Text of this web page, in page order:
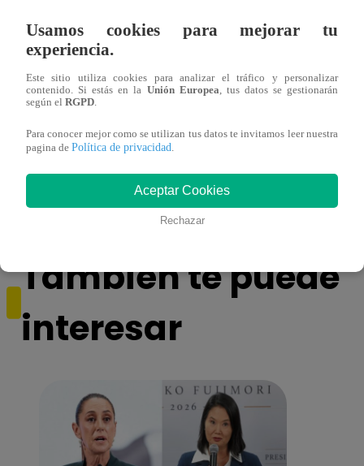
Ricardo Morán dio el pase a los conciertos
a los últimos cuatro clasificados
También te puede
interesar
Usamos cookies para mejorar tu
experiencia.
Este sitio utiliza cookies para analizar el tráfico y personalizar
contenido. Si estás en la Unión Europea , tus datos se gestionarán
según el RGPD
Para conocer mejor como se utilizan tus datos te invitamos leer nuestra
pagina de Política de privacidad
Aceptar Cookies
Rechazar